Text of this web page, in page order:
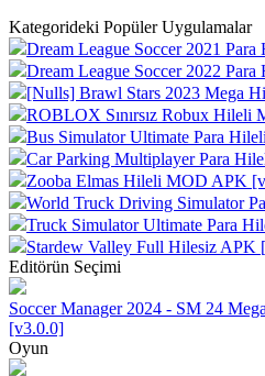
Kategorideki Popüler Uygulamalar
Dream League Soccer 2021
Dream League Soccer 2022
[Nulls] Brawl Stars 2023 Mega
ROBLOX Sınırsız Robux
Bus Simulator Ultimate Para
Car Parking Multiplayer Para
Zooba Elmas Hileli MOD APK
World Truck Driving Simulator
Truck Simulator Ultimate Para
Stardew Valley Full Hilesiz APK
Editörün Seçimi
Soccer Manager 2024 - SM 24
[v3.0.0]
Oyun